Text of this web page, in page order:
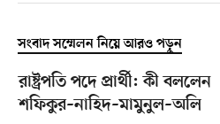
সংবাদ সম্মেলন নিয়ে আরও পড়ুন
রাষ্ট্রপতি পদে প্রার্থী: কী বললেন
শফিকুর–নাহিদ–মামুনুল–অলি